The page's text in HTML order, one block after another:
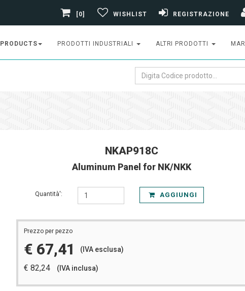
[0] WISHLIST REGISTRAZIONE
PRODOTTI INDUSTRIALI ALTRI PRODOTTI
NKAP918C
Aluminum Panel for NK/NKK
Quantità': AGGIUNGI
Prezzo per pezzo
€ 67,41 (IVA esclusa)
€ 82,24 (IVA inclusa)